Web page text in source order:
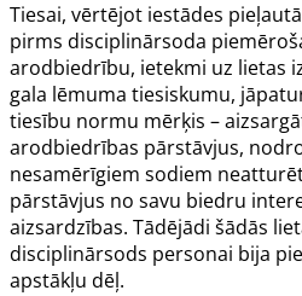
Tiesai, vērtējot iestādes
pirms disciplinārsoda
arodbiedrību, ietekmi uz lietas
gala lēmuma tiesiskumu,
tiesību normu mērķis –
arodbiedrības pārstāvjus,
nesamērīgiem sodiem
pārstāvjus no savu biedru
aizsardzības. Tādējādi šādās
disciplinārsods personai bija
apstākļu dēļ.